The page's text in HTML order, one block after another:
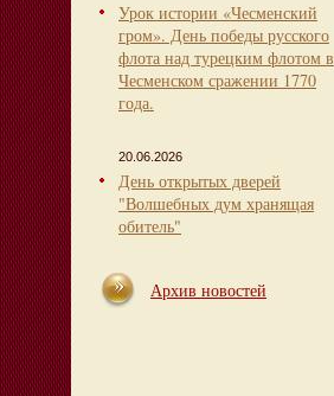
Урок истории «Чесменский
гром». День победы русского
флота над турецким флотом в
Чесменском сражении 1770
года.
20.06.2026
День открытых дверей
"Волшебных дум хранящая
обитель"
Архив новостей